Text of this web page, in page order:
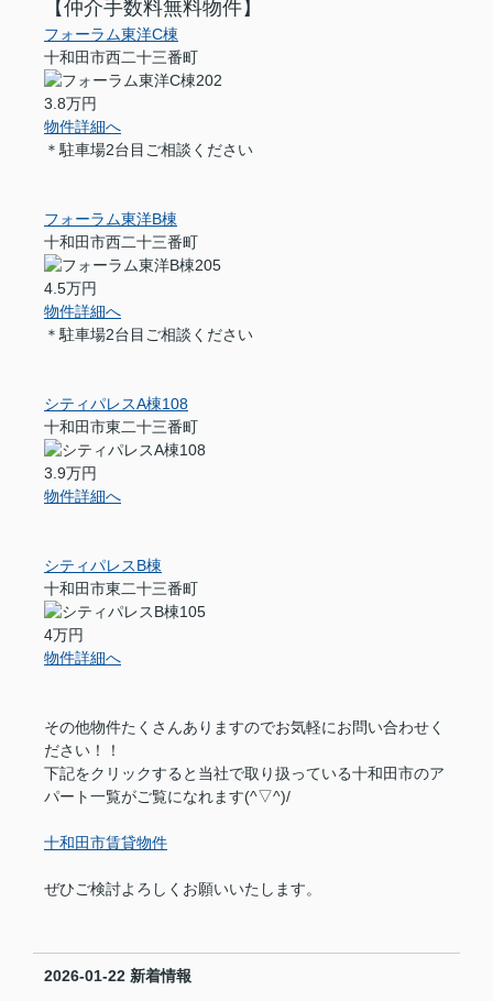
【仲介手数料無料物件】
フォーラム東洋C棟
十和田市西二十三番町
3.8万円
物件詳細へ
＊駐車場2台目ご相談ください
フォーラム東洋B棟
十和田市西二十三番町
4.5万円
物件詳細へ
＊駐車場2台目ご相談ください
シティパレスA棟108
十和田市東二十三番町
3.9万円
物件詳細へ
シティパレスB棟
十和田市東二十三番町
4万円
物件詳細へ
その他物件たくさんありますのでお気軽にお問い合わせく
ださい！！
下記をクリックすると当社で取り扱っている十和田市のア
パート一覧がご覧になれます(^▽^)/
十和田市賃貸物件
ぜひご検討よろしくお願いいたします。
2026-01-22 新着情報